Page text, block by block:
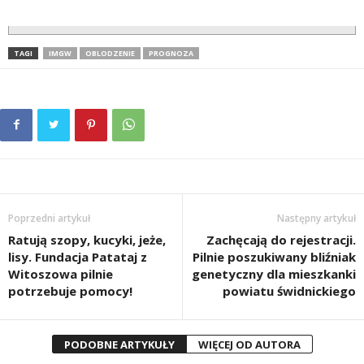
TAGI IMGW OBLODZENIE PROGNOZA
Poprzedni artykuł
Ratują szopy, kucyki, jeże,
lisy. Fundacja Patataj z
Witoszowa pilnie
potrzebuje pomocy!
Następny artykuł
Zachęcają do rejestracji.
Pilnie poszukiwany bliźniak
genetyczny dla mieszkanki
powiatu świdnickiego
PODOBNE ARTYKUŁY WIĘCEJ OD AUTORA